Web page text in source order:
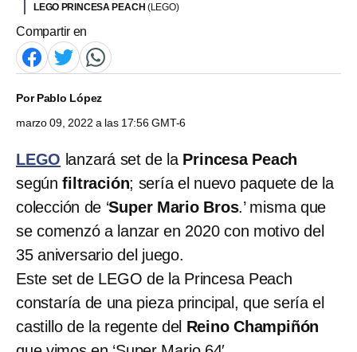
LEGO PRINCESA PEACH (LEGO)
Compartir en
PorPablo López
marzo 09, 2022 a las 17:56 GMT-6
LEGO lanzará set de la Princesa Peach
segúnfiltración; sería el nuevo paquete de la
colección de ‘Super Mario Bros.’ misma que
se comenzó a lanzar en 2020 con motivo del
35 aniversario del juego.
Este set de LEGO de la Princesa Peach
constaría de una pieza principal, que sería el
castillo de la regente del Reino Champiñón